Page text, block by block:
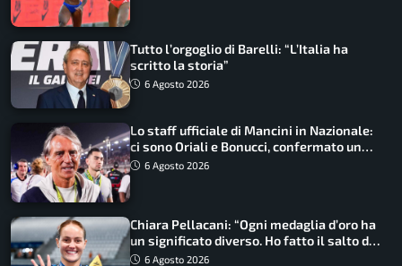
Tutto l’orgoglio di Barelli: “L’Italia ha
scritto la storia”
6 Agosto 2026
Lo staff ufficiale di Mancini in Nazionale:
ci sono Oriali e Bonucci, confermato un
ritorno
6 Agosto 2026
Chiara Pellacani: “Ogni medaglia d’oro ha
un significato diverso. Ho fatto il salto di
qualità”
6 Agosto 2026